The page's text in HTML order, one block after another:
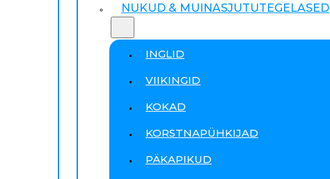
NUKUD & MUINASJUTUTEGELASED
INGLID
VIIKINGID
KOKAD
KORSTNAPÜHKIJAD
PÄKAPIKUD